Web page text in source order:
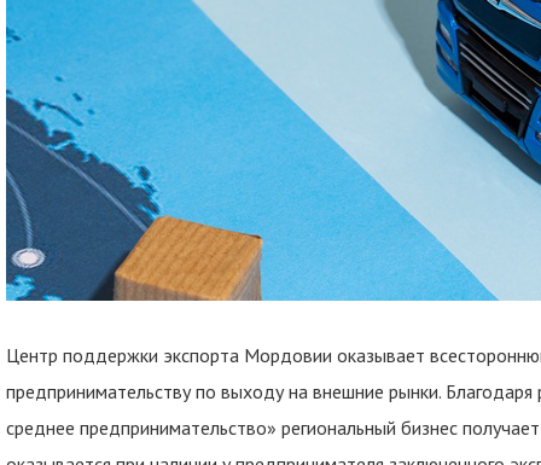
Центр поддержки экспорта Мордовии оказывает
предпринимательству по выходу на внешние рынки.
среднее предпринимательство» региональный бизнес